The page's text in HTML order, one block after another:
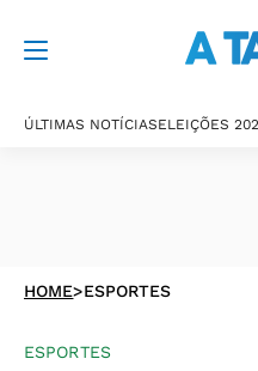
ÚLTIMAS NOTÍCIASELEIÇÕES
HOME>ESPORTES
ESPORTES